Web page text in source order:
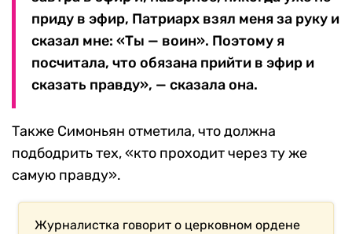
приду в эфир, Патриарх взял меня за руку и
сказал мне: «Ты — воин». Поэтому я
посчитала, что обязана прийти в эфир и
сказать правду», — сказала она.
Также Симоньян отметила, что должна
подбодрить тех, «кто проходит через ту же
самую правду».
Журналистка говорит о церковном ордене